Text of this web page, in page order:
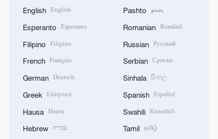
English English
Esperanto Esperanto
Filipino Filipino
French Français
German Deutsch
Greek Ελληνικά
Hausa Hausa
Hebrew עברית
Pashto پښتو
Romanian Română
Russian Русский
Serbian Српски
Sinhala සිංහල
Spanish Español
Swahili Kiswahili
Tamil தமிழ்